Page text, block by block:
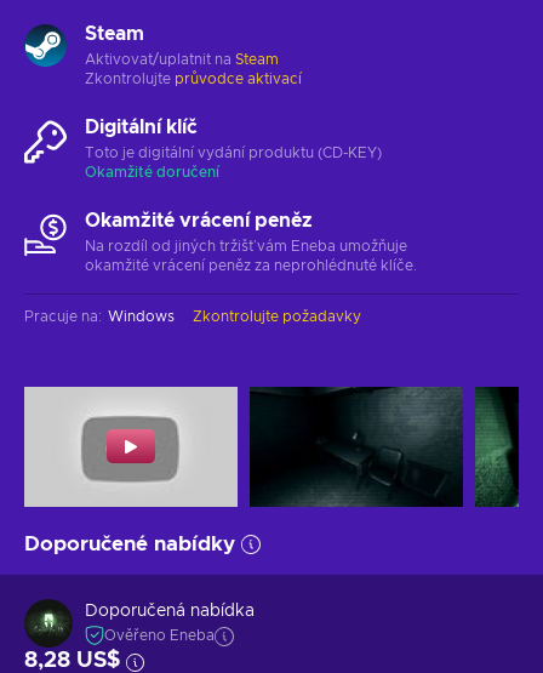
Steam
Aktivovat/uplatnit na Steam
Zkontrolujte průvodce aktivací
Digitální klíč
Toto je digitální vydání produktu (CD-KEY)
Okamžité doručení
Okamžité vrácení peněz
Na rozdíl od jiných tržišť vám Eneba umožňuje
okamžité vrácení peněz za neprohlédnuté klíče.
Pracuje na: Windows Zkontrolujte požadavky
Doporučené nabídky
Doporučená nabídka
Ověřeno Eneba
8,28 US$